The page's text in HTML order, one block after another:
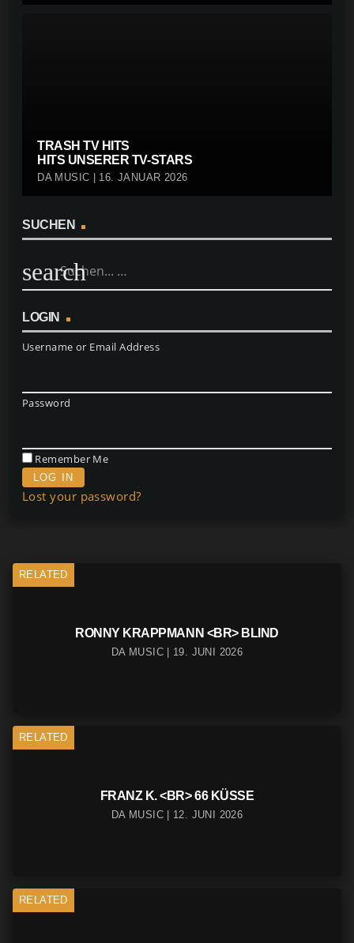
TRASH TV HITS
HITS UNSERER TV-STARS
DA MUSIC | 16. JANUAR 2026
SUCHEN
search
LOGIN
Username or Email Address
Password
Remember Me
Lost your password?
RELATED
RONNY KRAPPMANN <BR> BLIND
DA MUSIC | 19. JUNI 2026
RELATED
FRANZ K. <BR> 66 KÜSSE
DA MUSIC | 12. JUNI 2026
RELATED